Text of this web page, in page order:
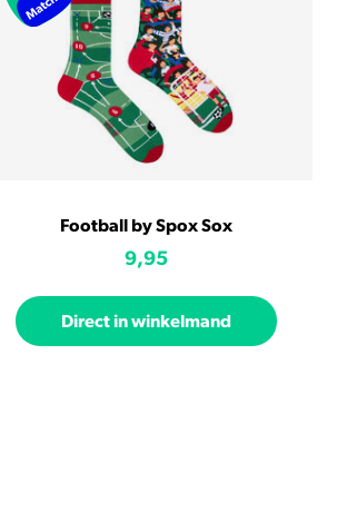
Football by Spox Sox
9,95
Direct in winkelmand